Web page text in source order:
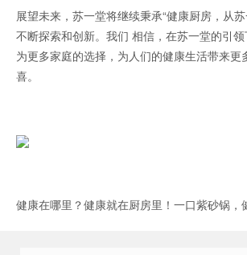
展望未来，苏一堂将继续秉承“健康厨房，从苏
不断探索和创新。我们 相信，在苏一堂的引
为更多家庭的选择，为人们的健康生活带来更
喜。
健康在哪里？健康就在厨房里！一口紫砂锅，